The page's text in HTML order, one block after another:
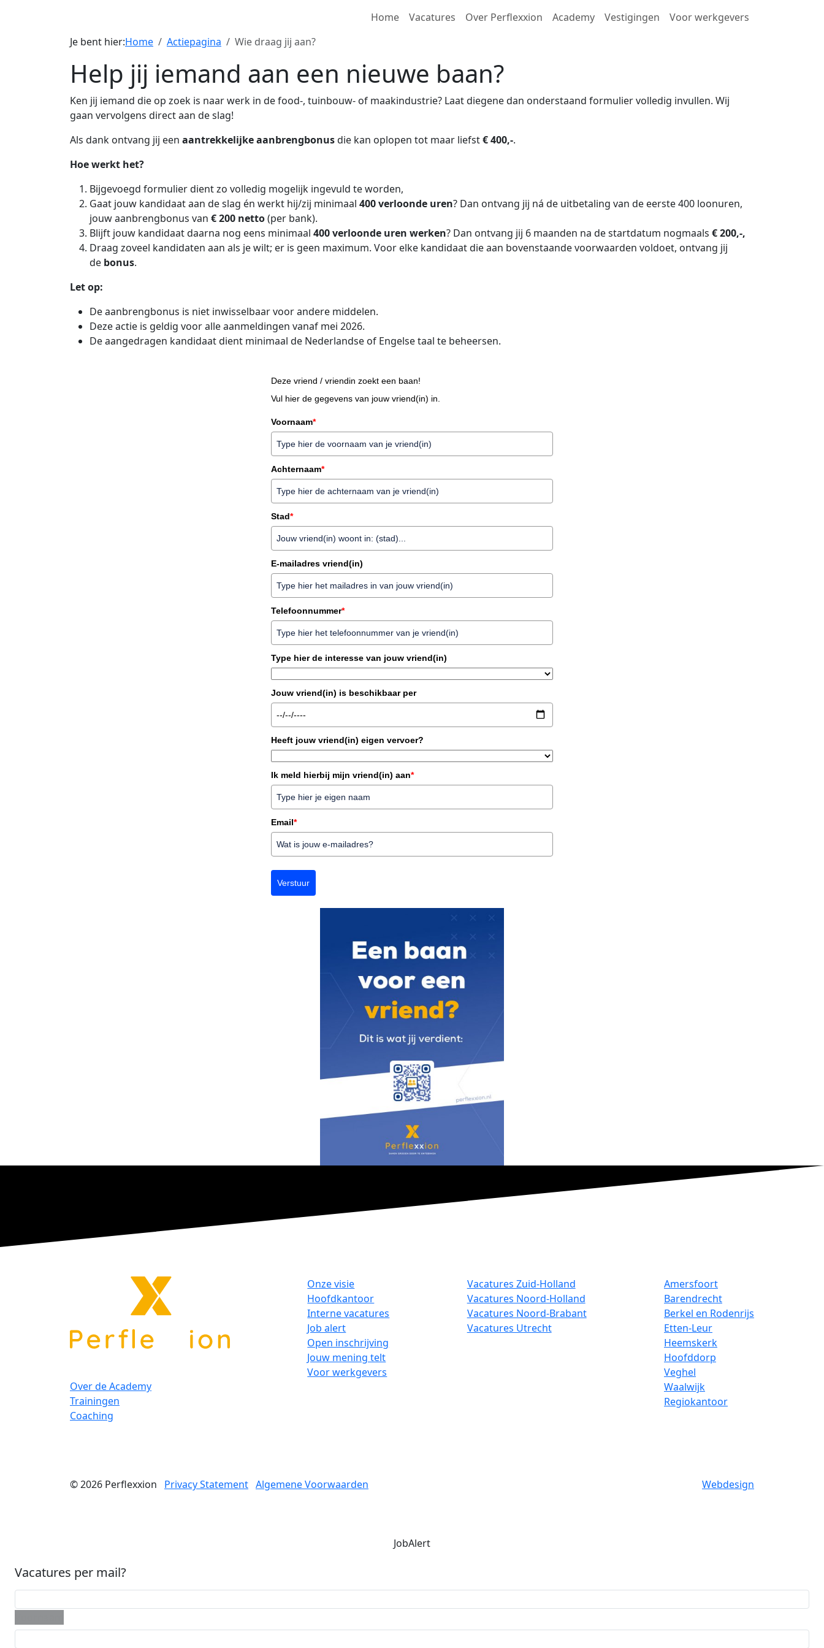
Home Vacatures Over Perflexxion Academy Vestigingen
Voor werkgevers
Je bent hier:Home Actiepagina Wie draag jij aan?
Help jij iemand aan een nieuwe baan?
Ken jij iemand die op zoek is naar werk in de food-, tuinbouw- of maakindustrie? Laat diegene dan onderstaand formulier volledig invullen. Wij
gaan vervolgens direct aan de slag!
Als dank ontvang jij een aantrekkelijke aanbrengbonusdie kan oplopen tot maar liefst€ 400,-.
Hoe werkt het?
Bijgevoegd formulier dient zo volledig mogelijk ingevuld te worden,
Gaat jouw kandidaat aan de slag én werkt hij/zij minimaal 400 verloonde uren? Dan ontvang jij ná de uitbetaling van de eerste 400 loonuren,
jouw aanbrengbonus van € 200 netto(per bank).
Blijft jouw kandidaat daarna nog eens minimaal 400 verloonde uren werken? Dan ontvang jij 6 maanden na de startdatum nogmaals € 200,-,
Draag zoveel kandidaten aan als je wilt; er is geen maximum. Voor elke kandidaat die aan bovenstaande voorwaarden voldoet, ontvang jij
de bonus.
Let op:
De aanbrengbonus is niet inwisselbaar voor andere middelen.
Deze actie is geldig voor alle aanmeldingen vanaf mei 2026.
De aangedragen kandidaat dient minimaal de Nederlandse of Engelse taal te beheersen.
Deze vriend / vriendin zoekt een baan!
Vul hier de gegevens van jouw vriend(in) in.
Voornaam*
Achternaam*
Stad*
E-mailadres vriend(in)
Telefoonnummer*
Type hier de interesse van jouw vriend(in)
Jouw vriend(in) is beschikbaar per
Heeft jouw vriend(in) eigen vervoer?
Ik meld hierbij mijn vriend(in) aan*
Email*
Verstuur
Over de Academy
Trainingen
Coaching
Onze visie
Hoofdkantoor
Interne vacatures
Job alert
Open inschrijving
Jouw mening telt
Voor werkgevers
Vacatures Zuid-Holland
Vacatures Noord-Holland
Vacatures Noord-Brabant
Vacatures Utrecht
Amersfoort
Barendrecht
Berkel en Rodenrijs
Etten-Leur
Heemskerk
Hoofddorp
Veghel
Waalwijk
Regiokantoor
© 2026 Perflexxion Privacy Statement Algemene Voorwaarden Webdesign
JobAlert
Vacatures per mail?